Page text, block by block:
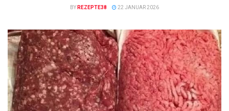
BY REZEPTE38 22 JANUAR 2026